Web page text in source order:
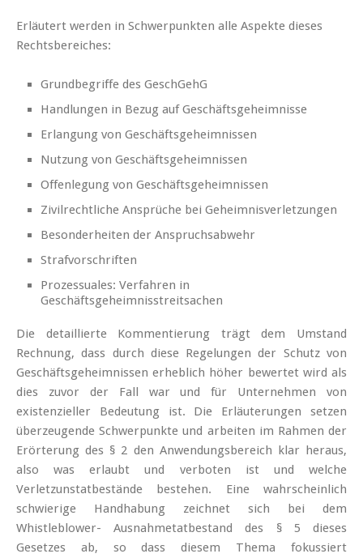
Erläutert werden in Schwerpunkten alle Aspekte dieses
Rechtsbereiches:
Grundbegriffe des GeschGehG
Handlungen in Bezug auf Geschäftsgeheimnisse
Erlangung von Geschäftsgeheimnissen
Nutzung von Geschäftsgeheimnissen
Offenlegung von Geschäftsgeheimnissen
Zivilrechtliche Ansprüche bei Geheimnisverletzungen
Besonderheiten der Anspruchsabwehr
Strafvorschriften
Prozessuales: Verfahren in
Geschäftsgeheimnisstreitsachen
Die detaillierte Kommentierung trägt dem Umstand
Rechnung, dass durch diese Regelungen der Schutz von
Geschäftsgeheimnissen erheblich höher bewertet wird als
dies zuvor der Fall war und für Unternehmen von
existenzieller Bedeutung ist. Die Erläuterungen setzen
überzeugende Schwerpunkte und arbeiten im Rahmen der
Erörterung des § 2 den Anwendungsbereich klar heraus,
also was erlaubt und verboten ist und welche
Verletzunstatbestände bestehen. Eine wahrscheinlich
schwierige Handhabung zeichnet sich bei dem
Whistleblower- Ausnahmetatbestand des § 5 dieses
Gesetzes ab, so dass diesem Thema fokussiert